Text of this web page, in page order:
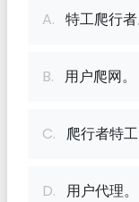
A. 特工爬行者
B. 用户爬网。
C. 爬行者特工
D. 用户代理。